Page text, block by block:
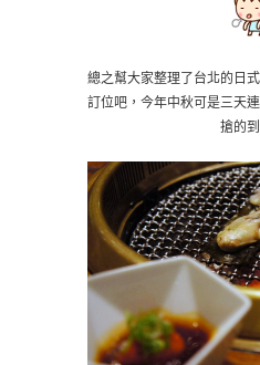
總之幫大家整理了台北的日
訂位吧，今年中秋可是三天
搶的到